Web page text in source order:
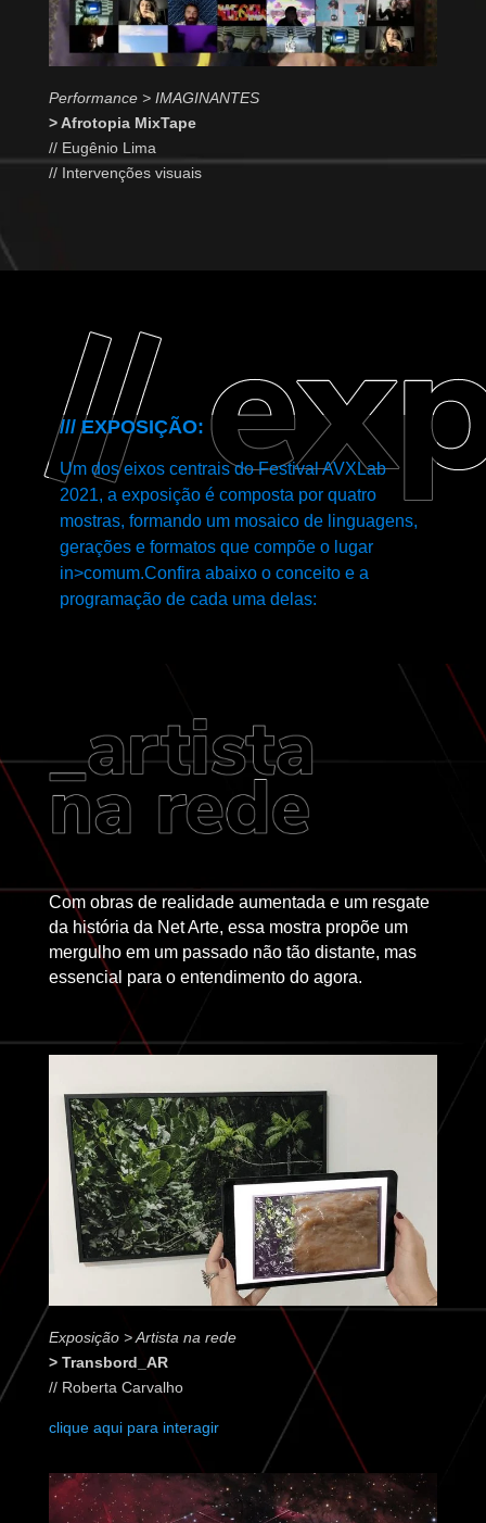
Performance > IMAGINANTES
> Afrotopia MixTape
// Eugênio Lima
// Intervenções visuais
/// EXPOSIÇÃO:
Um dos eixos centrais do Festival AVXLab
2021, a exposição é composta por quatro
mostras, formando um mosaico de linguagens,
gerações e formatos que compõe o lugar
in>comum.Confira abaixo o conceito e a
programação de cada uma delas:
Com obras de realidade aumentada e um resgate
da história da Net Arte, essa mostra propõe um
mergulho em um passado não tão distante, mas
essencial para o entendimento do agora.
Exposição >Artista na rede
> Transbord_AR
// Roberta Carvalho
clique aqui para interagir